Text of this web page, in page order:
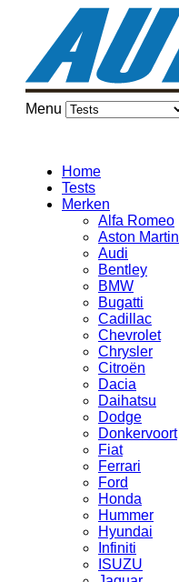
Menu
Home
Tests
Merken
Alfa Romeo
Aston Martin
Audi
Bentley
BMW
Bugatti
Cadillac
Chevrolet
Chrysler
Citroën
Dacia
Daihatsu
Dodge
Donkervoort
Fiat
Ferrari
Ford
Honda
Hummer
Hyundai
Infiniti
ISUZU